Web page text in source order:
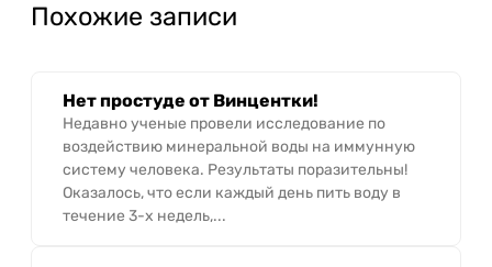
Похожие записи
Нет простуде от Винцентки!
Недавно ученые провели исследование по
воздействию минеральной воды на иммунную
систему человека. Результаты поразительны!
Оказалось, что если каждый день пить воду в
течение 3-х недель,...